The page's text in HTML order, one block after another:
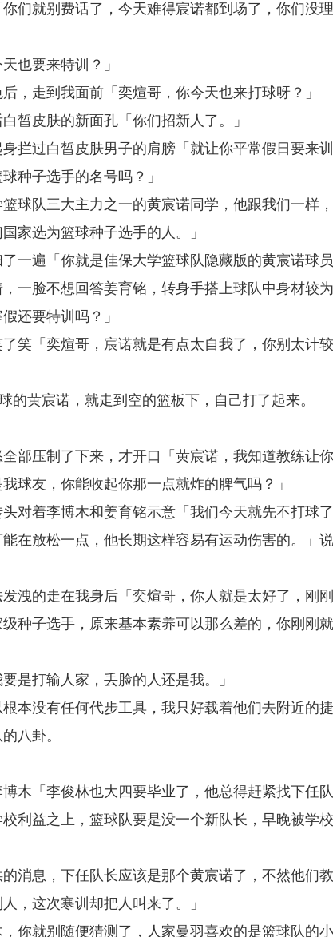
们就别费话了，今天难得宸诺都到场了，你们没
也要来特训？」
，走到我面前「奕煊哥，你今天也来打球呀？」
皙皮肤的新面孔「你们招新人了。」
拦过白皙皮肤男子的肩膀「就让你平常假日要来训
种子选手的名号吗？」
球队三大主力之一的黄宸诺同学，他跟我们一样
家选为篮球种子选手的人。」
一遍「你就是佳保大学篮球队隐藏版的黄宸诺球员
一脸不想回答姜育铭，转身手搭上球队中身材较
还要特训吗？」
笑「奕煊哥，宸诺就是有点太自我了，你别太计
的黄宸诺，就走到空的篮板下，自己打了起来。
部压制了下来，才开口「黄宸诺，我知道教练让
球友，你能收起你那一点就炸的脾气吗？」
对着李博木和姜育铭示意「我们今天就先不打球
在放松一点，他长期这样容易有运动伤害的。」说
洩的走在我身后「奕煊哥，你人就是太好了，刚
种子选手，原来基本素养可以那么差的，你刚刚
是打输人家，丢脸的人还是我。」
本没有任何代步工具，我只好载着他们去附近的
八卦。
木「李俊林也大四要毕业了，他总得赶紧找下任队
利益之上，篮球队要是没一个新队长，早晚被学
消息，下任队长应该是那个黄宸诺了，不然他们
，这次寒训却把人叫来了。」
你就别随便猜测了，人家曼羽喜欢的是篮球队的小